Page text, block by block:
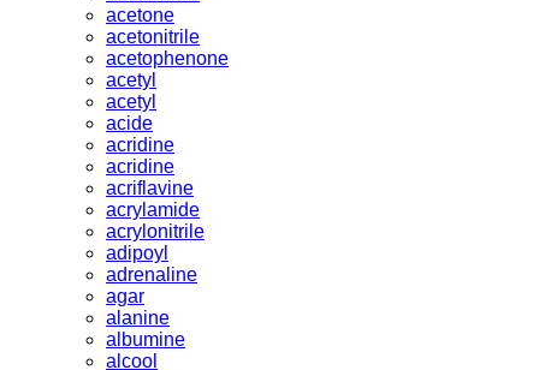
acetone
acetonitrile
acetophenone
acetyl
acetyl
acide
acridine
acridine
acriflavine
acrylamide
acrylonitrile
adipoyl
adrenaline
agar
alanine
albumine
alcool